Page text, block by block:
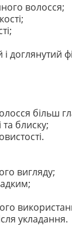
волосся;
доглянутий
більш
блиску;
вигляду;
укладання.